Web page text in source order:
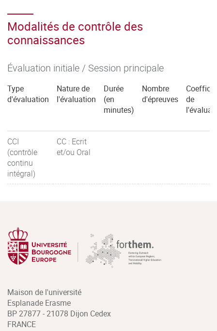
Modalités de contrôle des
connaissances
Évaluation initiale / Session principale
Type
d'évaluation
Nature de
l'évaluation
Durée
(en
minutes)
Nombre
d'épreuves
de
CCI
(contrôle
continu
intégral)
CC : Ecrit
et/ou Oral
Maison de l'université
Esplanade Erasme
BP 27877 - 21078 Dijon Cedex
FRANCE